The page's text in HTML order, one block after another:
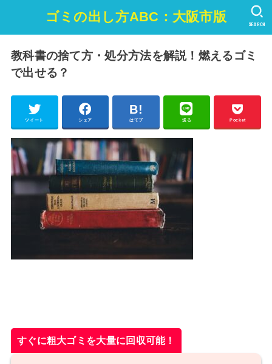
ゴミの出し方ABC：大阪市版 SEARCH
教科書の捨て方・処分方法を解説！燃えるゴミ
で出せる？
ツイート シェア はてブ 送る Pocket
すぐに粗大ゴミを大量に回収可能！